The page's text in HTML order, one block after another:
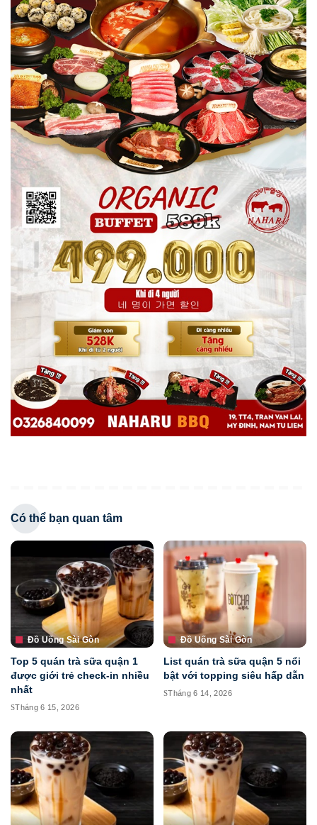
Có thể bạn quan tâm
Đồ Uống Sài Gòn
Top 5 quán trà sữa quận 1
được giới trẻ check-in nhiều
nhất
Tháng 6 15, 2026
Đồ Uống Sài Gòn
List quán trà sữa quận 5 nổi
bật với topping siêu hấp dẫn
Tháng 6 14, 2026